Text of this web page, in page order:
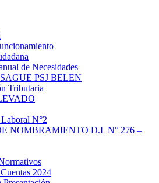
de Necesidades
PSJ BELEN
Tributaria
N°2
NOMBRAMIENTO D.L N° 276 –
2024